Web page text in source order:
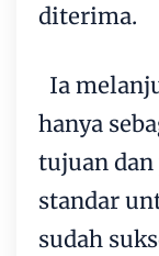
diterima.
Ia
hanya
tujuan dan
standar
sudah